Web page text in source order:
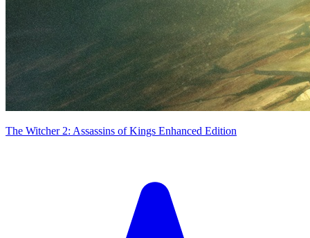
The Witcher 2: Assassins of Kings Enhanced Edition